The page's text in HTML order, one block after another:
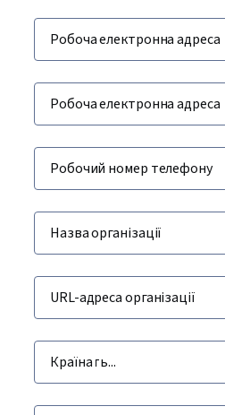
Робоча електронна адреса
Робоча електронна адреса
Робочий номер телефону
Назва організації
URL-адреса організації
Країна